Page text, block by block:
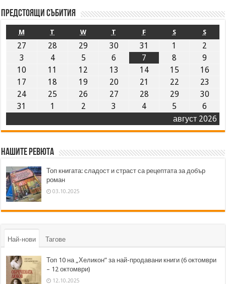
Предстоящи събития
август 2026
M T W T F S S
27 28 29 30 31 1
2
3
4 5 6 7 8
9
10
11 12 13 14 15
16
17
18 19 20 21 22
23
24
25 26 27 28 29
30
31
1 2 3 4 5 6
Нашите ревюта
Топ книгата: сладост и страст са рецептата за добър
роман
03.10.2025
Най-нови Тагове
Топ 10 на „Хеликон” за най-продавани книги (6 октомври
– 12 октомври)
12.10.2025